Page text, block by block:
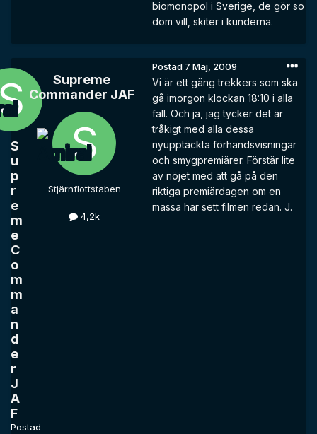
biomonopol i Sverige, de gör so
dom vill, skiter i kunderna.
S
u
p
r
e
m
e
C
o
m
m
a
n
d
e
r
J
A
F
Postad
Supreme
Commander JAF
Stjärnflottstaben
4,2k
Postad 7 Maj, 2009
Vi är ett gäng trekkers som ska
gå imorgon klockan 18:10 i alla
fall. Och ja, jag tycker det är
tråkigt med alla dessa
nyupptäckta förhandsvisningar
och smygpremiärer. Förstär lite
av nöjet med att gå på den
riktiga premiärdagen om en
massa har sett filmen redan. J.